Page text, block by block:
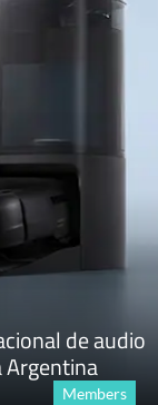
de audio
Argentina
Members